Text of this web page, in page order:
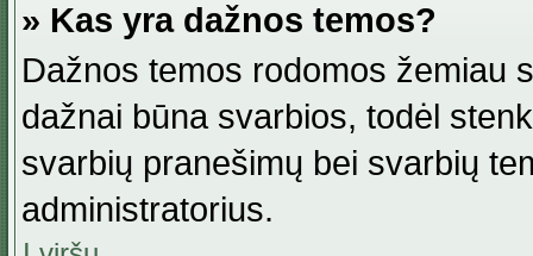
» Kas yra dažnos temos?
Dažnos temos rodomos žemiau
dažnai būna svarbios, todėl
svarbių pranešimų bei svarbių
administratorius.